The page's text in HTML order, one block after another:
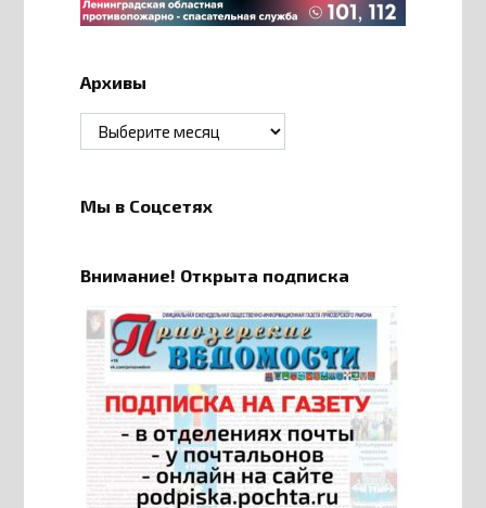
Архивы
Архивы
Мы в Соцсетях
Внимание! Открыта подписка